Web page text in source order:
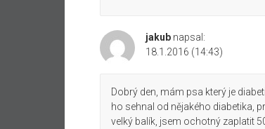
jakub napsal:
18.1.2016 (14:43)
Dobrý den, mám psa který je
ho sehnal od nějakého diabetika,
velký balík, jsem ochotný zaplatit